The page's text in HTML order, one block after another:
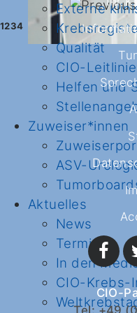
1234
Externe
Qualität
CIO-
Helfen und
Zuweiser*innen
ASV-
Aktuelles
News
Termine
In den
CIO-Krebs-
CIO-
Tel: +49